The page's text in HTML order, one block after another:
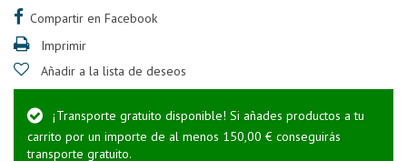
Compartir en Facebook
Imprimir
Añadir a la lista de deseos
¡Transporte gratuito disponible! Si añades productos a tu
carrito por un importe de al menos 150,00 € conseguirás
transporte gratuito.